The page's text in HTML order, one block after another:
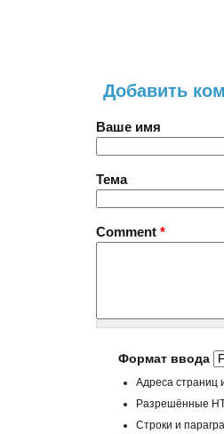
Добавить
Ваше имя
Тема
Comment *
Формат ввода
Адреса страниц
Разрешённые
Строки и